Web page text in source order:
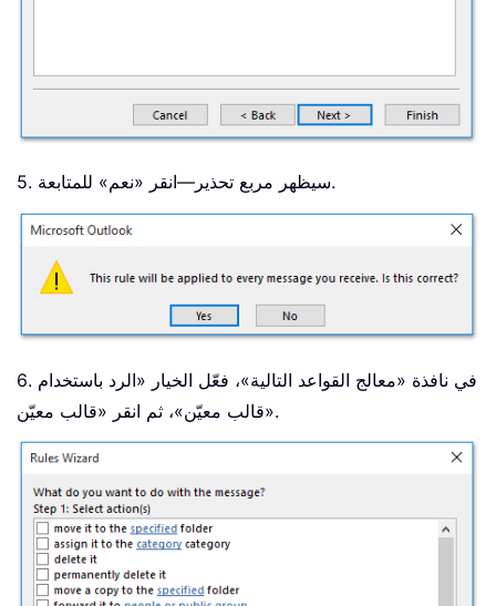
5. سيظهر مربع تحذير—انقر «نعم» للمتابعة.
6. في نافذة «معالج القواعد التالية»، فعّل الخيار «الرد باستخدام
قالب معيّن»، ثم انقر «قالب معيّن».